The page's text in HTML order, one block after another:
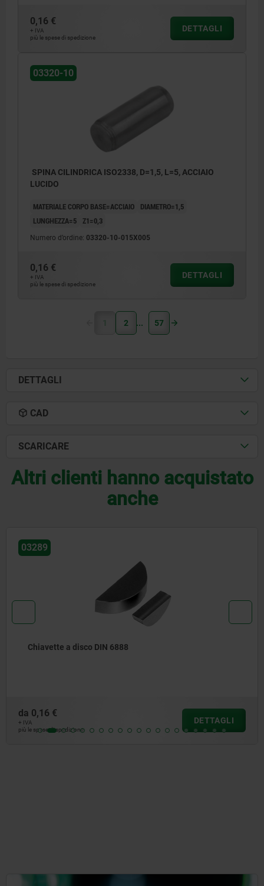
0,16 €
+ IVA
più le spese di spedizione
DETTAGLI
03320-10
SPINA CILINDRICA ISO2338, D=1,5, L=5, ACCIAIO
LUCIDO
MATERIALE CORPO BASE=ACCIAIO
DIAMETRO=1,5
LUNGHEZZA=5 Z1=0,3
Numero d’ordine: 03320-10-015X005
0,16 €
+ IVA
più le spese di spedizione
DETTAGLI
1 2 57
DETTAGLI
CAD
SCARICARE
Altri clienti hanno acquistato
anche
0,31 €
più le spese di spedizione